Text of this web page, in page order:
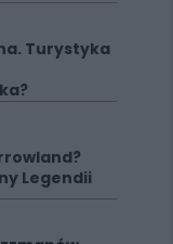
Turystyka
Legendii